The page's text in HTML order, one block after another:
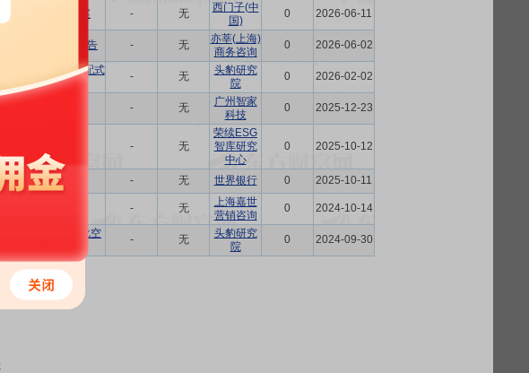
管理系统解决方案 - 无
西门子(中
国)
0 2026-06-11
市场发展研究报告 - 无
亦莘(上海)
商务咨询
0 2026-06-02
双轮驱动下，装配式
业转型新赛道？
- 无
头豹研究
院
0 2026-02-02
控行业白皮书 - 无
广州智家
科技
0 2025-12-23
- 无
荣续ESG
智库研究
中心
0 2025-10-12
料循环经济机遇 - 无 世界银行 0 2025-10-11
- 无
上海嘉世
营销咨询
0 2024-10-14
装饰艺术与个性化空
条报告系列
- 无
头豹研究
院
0 2024-09-30